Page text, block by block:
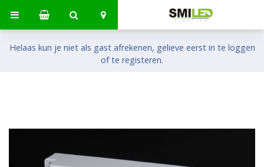
Helaas kun je niet als gast afrekenen, gelieve eerst in te loggen
of te registeren.